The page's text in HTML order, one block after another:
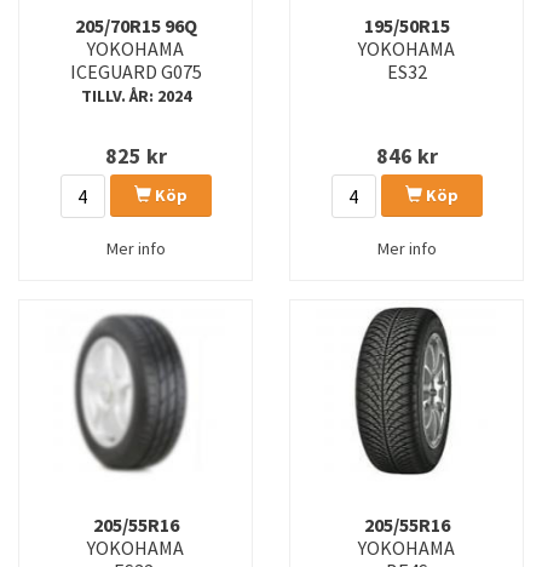
WY01WDRIVE
205/70R15 96Q
YOKOHAMA
ICEGUARD G075
TILLV. ÅR: 2024
825 kr
Köp
Mer info
195/50R15
YOKOHAMA
ES32
846 kr
Köp
Mer info
205/55R16
YOKOHAMA
205/55R16
YOKOHAMA